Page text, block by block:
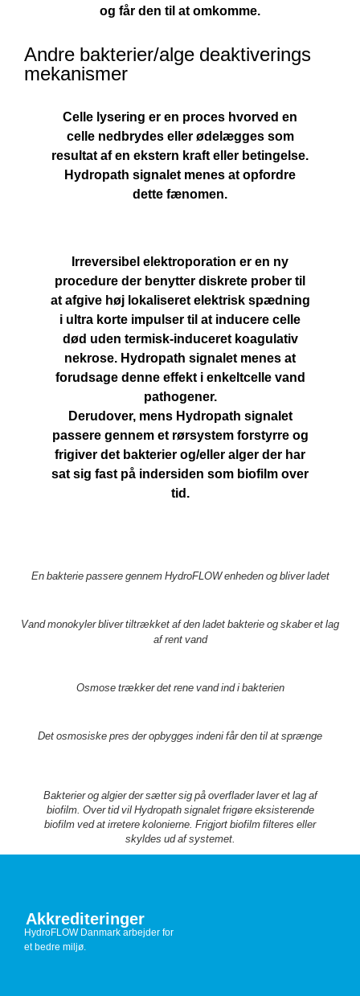
og får den til at omkomme.
Andre bakterier/alge deaktiverings
mekanismer
Celle lysering er en proces hvorved en
celle nedbrydes eller ødelægges som
resultat af en ekstern kraft eller betingelse.
Hydropath signalet menes at opfordre
dette fænomen.
Irreversibel elektroporation er en ny
procedure der benytter diskrete prober til
at afgive høj lokaliseret elektrisk spædning
i ultra korte impulser til at inducere celle
død uden termisk-induceret koagulativ
nekrose. Hydropath signalet menes at
forudsage denne effekt i enkeltcelle vand
pathogener.
Derudover, mens Hydropath signalet
passere gennem et rørsystem forstyrre og
frigiver det bakterier og/eller alger der har
sat sig fast på indersiden som biofilm over
tid.
En bakterie passere gennem HydroFLOW enheden og bliver ladet
Vand monokyler bliver tiltrækket af den ladet bakterie og skaber et lag
af rent vand
Osmose trækker det rene vand ind i bakterien
Det osmosiske pres der opbygges indeni får den til at sprænge
Bakterier og algier der sætter sig på overflader laver et lag af
biofilm. Over tid vil Hydropath signalet frigøre eksisterende
biofilm ved at irretere kolonierne. Frigjort biofilm filteres eller
skyldes ud af systemet.
Akkrediteringer
HydroFLOW Danmark arbejder for
et bedre miljø.